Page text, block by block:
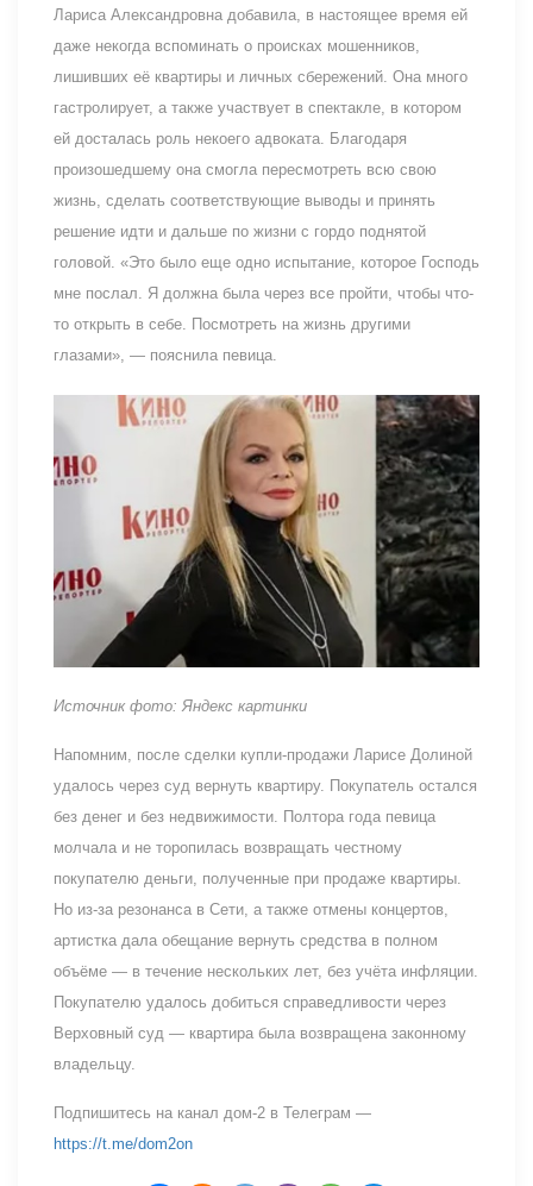
Лариса Александровна добавила, в настоящее время ей
даже некогда вспоминать о происках мошенников,
лишивших её квартиры и личных сбережений. Она много
гастролирует, а также участвует в спектакле, в котором
ей досталась роль некоего адвоката. Благодаря
произошедшему она смогла пересмотреть всю свою
жизнь, сделать соответствующие выводы и принять
решение идти и дальше по жизни с гордо поднятой
головой. «Это было еще одно испытание, которое Господь
мне послал. Я должна была через все пройти, чтобы что-
то открыть в себе. Посмотреть на жизнь другими
глазами», — пояснила певица.
Источник фото: Яндекс картинки
Напомним, после сделки купли-продажи Ларисе Долиной
удалось через суд вернуть квартиру. Покупатель остался
без денег и без недвижимости. Полтора года певица
молчала и не торопилась возвращать честному
покупателю деньги, полученные при продаже квартиры.
Но из-за резонанса в Сети, а также отмены концертов,
артистка дала обещание вернуть средства в полном
объёме — в течение нескольких лет, без учёта инфляции.
Покупателю удалось добиться справедливости через
Верховный суд — квартира была возвращена законному
владельцу.
Подпишитесь на канал дом-2 в Телеграм —
https://t.me/dom2on